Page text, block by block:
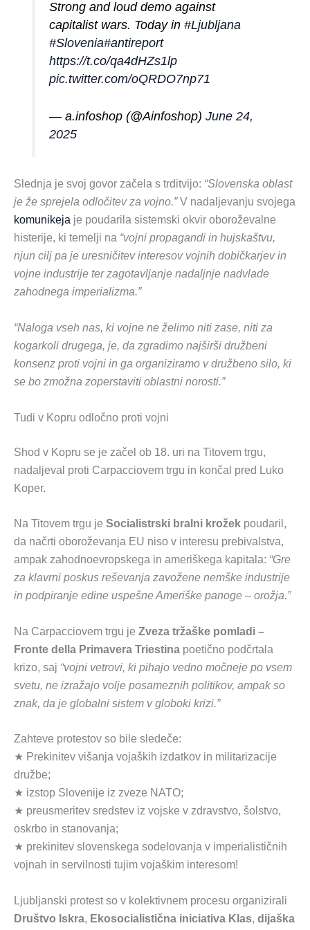
Strong and loud demo against
capitalist wars. Today in#Ljubljana
#Slovenia#antireport
https://t.co/qa4dHZs1lp
pic.twitter.com/oQRDO7np71
— a.infoshop (@Ainfoshop)June 24,
2025
Slednja je svoj govor začela s trditvijo: “Slovenska oblast
je že sprejela odločitev za vojno.”V nadaljevanju svojega
komunikeja je poudarila sistemski okvir oboroževalne
histerije, ki temelji na “vojni propagandi in hujskaštvu,
njun cilj pa je uresničitev interesov vojnih dobičkarjev in
vojne industrije ter zagotavljanje nadaljnje nadvlade
zahodnega imperializma.”
“Naloga vseh nas, ki vojne ne želimo niti zase, niti za
kogarkoli drugega, je, da zgradimo najširši družbeni
konsenz proti vojni in ga organiziramo v družbeno silo, ki
se bo zmožna zoperstaviti oblastni norosti.”
Tudi v Kopru odločno proti vojni
Shod v Kopru se je začel ob 18. uri na Titovem trgu,
nadaljeval proti Carpacciovem trgu in končal pred Luko
Koper.
Na Titovem trgu je Socialistrski bralni krožek poudaril,
da načrti oboroževanja EU niso v interesu prebivalstva,
ampak zahodnoevropskega in ameriškega kapitala: “Gre
za klavrni poskus reševanja zavožene nemške industrije
in podpiranje edine uspešne Ameriške panoge – orožja.”
Na Carpacciovem trgu je Zveza tržaške pomladi –
Fronte della Primavera Triestina poetično podčrtala
krizo, saj “vojni vetrovi, ki pihajo vedno močneje po vsem
svetu, ne izražajo volje posameznih politikov, ampak so
znak, da je globalni sistem v globoki krizi.”
Zahteve protestov so bile sledeče:
★ Prekinitev višanja vojaških izdatkov in militarizacije
družbe;
★ izstop Slovenije iz zveze NATO;
★ preusmeritev sredstev iz vojske v zdravstvo, šolstvo,
oskrbo in stanovanja;
★ prekinitev slovenskega sodelovanja v imperialističnih
vojnah in servilnosti tujim vojaškim interesom!
Ljubljanski protest so v kolektivnem procesu organizirali
Društvo Iskra, Ekosocialistična iniciativa Klas, dijaška